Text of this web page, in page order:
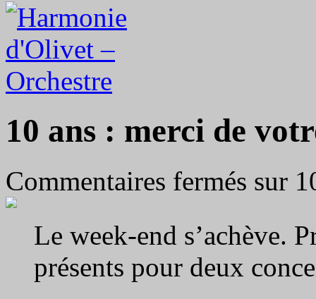
10 ans : merci de
Commentaires fermés sur
Le week-end s’achève.
présents pour deux